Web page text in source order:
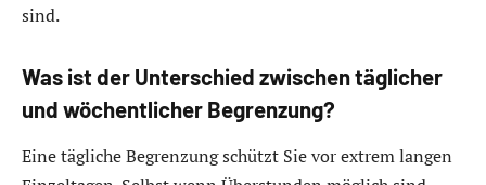
sind.
Was ist der Unterschied zwischen täglicher
und wöchentlicher Begrenzung?
Eine tägliche Begrenzung schützt Sie vor extrem langen